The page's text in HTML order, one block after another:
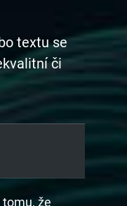
textu se
či
že